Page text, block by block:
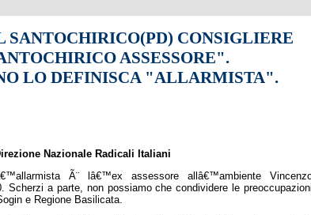
CONSIGLIERE
ASSESSORE".
LO DEFINISCA "ALLARMISTA".
Nazionale Radicali Italiani
Ã¨ lâ€™ex assessore allâ€™ambiente
Scherzi a parte, non possiamo che condividere le preoccupazioni
e Regione Basilicata.